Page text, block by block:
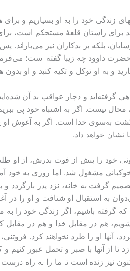
زندگی خود را به او بسپاریم و
بلکه بر بدکاران نیز
داوود چه زیبا گفته است؛
گرفته‌اید و دچار عواقب بد آن
نیست. اگر به اشتباه خود پی
به‌سوی خدا است. اگر به آغوش او
خواهد داد.
خود را پیش از فوت پدرش، از
مشغول شد. اما روزی به خود آمد
گرفت به خانه، نزد پدر بازگردد
به استقبال او شتافت و او را
باشیم، اگر زندگی خود را به
هم در مقابل خدا و هم در مقابل
آنها او را طرد نخواهند کرد.
تا از آنها با صبر و تحمل عبور کنیم
نیز زنده است تا ما را به راه درست